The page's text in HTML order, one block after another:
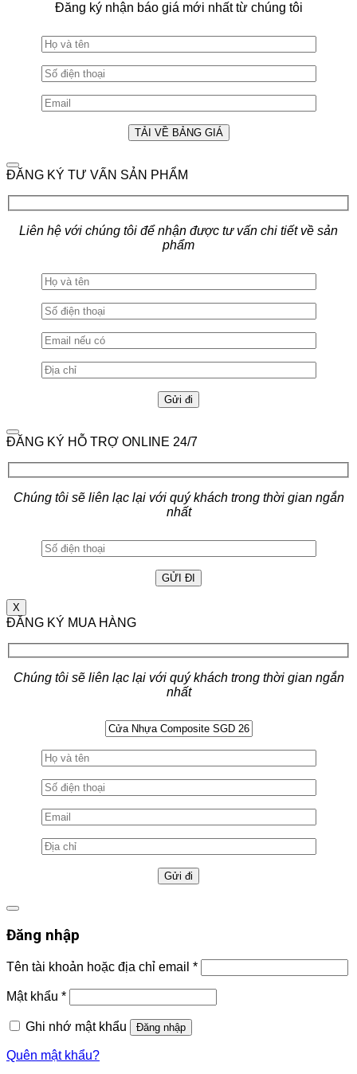
Đăng ký nhận báo giá mới nhất từ chúng tôi
ĐĂNG KÝ TƯ VẤN SẢN PHẨM
Liên hệ với chúng tôi để nhận được tư vấn chi tiết về sản
phẩm
ĐĂNG KÝ HỖ TRỢ ONLINE 24/7
Chúng tôi sẽ liên lạc lại với quý khách trong thời gian ngắn
nhất
X
ĐĂNG KÝ MUA HÀNG
Chúng tôi sẽ liên lạc lại với quý khách trong thời gian ngắn
nhất
Đăng nhập
Tên tài khoản hoặc địa chỉ email *
Mật khẩu *
Ghi nhớ mật khẩu Đăng nhập
Quên mật khẩu?